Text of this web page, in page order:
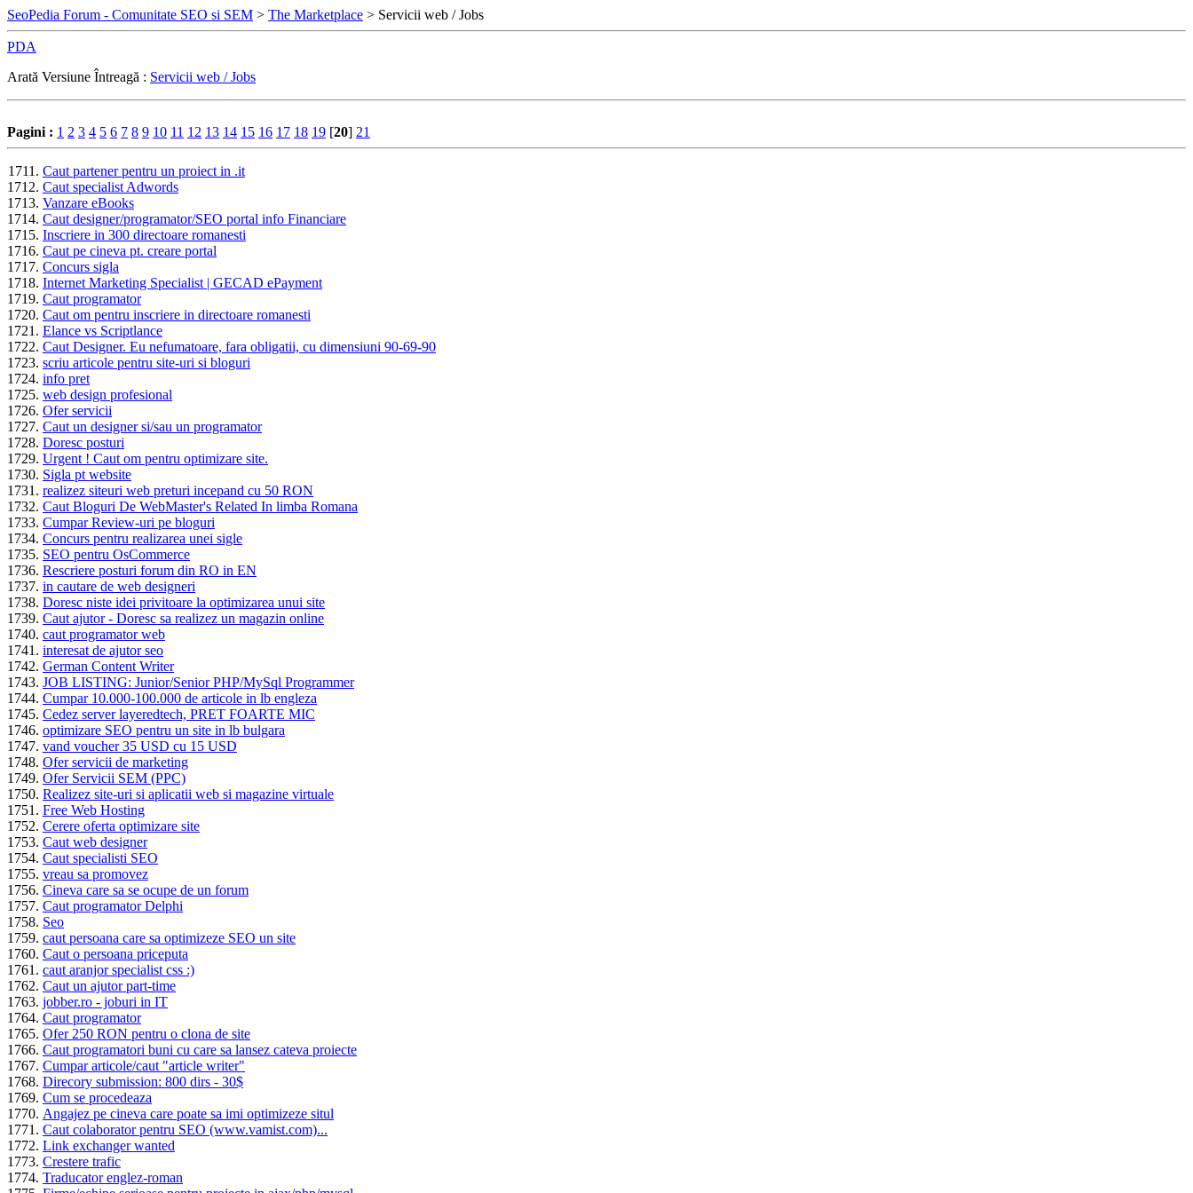
SeoPedia Forum - Comunitate SEO si SEM > The Marketplace > Servicii web / Jobs
PDA
Arată Versiune Întreagă : Servicii web / Jobs
Pagini : 1 2 3 4 5 6 7 8 9 10 11 12 13 14 15 16 17 18 19 [20] 21
Caut partener pentru un proiect in .it
Caut specialist Adwords
Vanzare eBooks
Caut designer/programator/SEO portal info Financiare
Inscriere in 300 directoare romanesti
Caut pe cineva pt. creare portal
Concurs sigla
Internet Marketing Specialist | GECAD ePayment
Caut programator
Caut om pentru inscriere in directoare romanesti
Elance vs Scriptlance
Caut Designer. Eu nefumatoare, fara obligatii, cu dimensiuni 90-69-90
scriu articole pentru site-uri si bloguri
info pret
web design profesional
Ofer servicii
Caut un designer si/sau un programator
Doresc posturi
Urgent ! Caut om pentru optimizare site.
Sigla pt website
realizez siteuri web preturi incepand cu 50 RON
Caut Bloguri De WebMaster's Related In limba Romana
Cumpar Review-uri pe bloguri
Concurs pentru realizarea unei sigle
SEO pentru OsCommerce
Rescriere posturi forum din RO in EN
in cautare de web designeri
Doresc niste idei privitoare la optimizarea unui site
Caut ajutor - Doresc sa realizez un magazin online
caut programator web
interesat de ajutor seo
German Content Writer
JOB LISTING: Junior/Senior PHP/MySql Programmer
Cumpar 10.000-100.000 de articole in lb engleza
Cedez server layeredtech, PRET FOARTE MIC
optimizare SEO pentru un site in lb bulgara
vand voucher 35 USD cu 15 USD
Ofer servicii de marketing
Ofer Servicii SEM (PPC)
Realizez site-uri si aplicatii web si magazine virtuale
Free Web Hosting
Cerere oferta optimizare site
Caut web designer
Caut specialisti SEO
vreau sa promovez
Cineva care sa se ocupe de un forum
Caut programator Delphi
Seo
caut persoana care sa optimizeze SEO un site
Caut o persoana priceputa
caut aranjor specialist css :)
Caut un ajutor part-time
jobber.ro - joburi in IT
Caut programator
Ofer 250 RON pentru o clona de site
Caut programatori buni cu care sa lansez cateva proiecte
Cumpar articole/caut "article writer"
Direcory submission: 800 dirs - 30$
Cum se procedeaza
Angajez pe cineva care poate sa imi optimizeze situl
Caut colaborator pentru SEO (www.vamist.com)...
Link exchanger wanted
Crestere trafic
Traducator englez-roman